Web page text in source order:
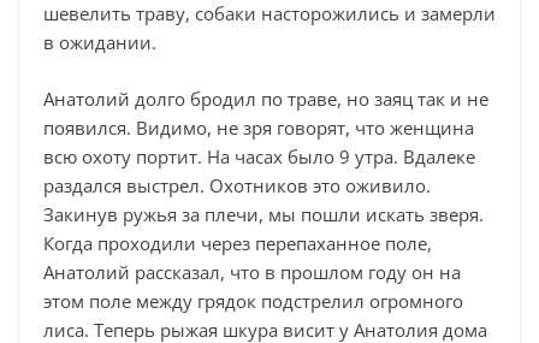
шевелить траву, собаки насторожились и замерли
в ожидании.
Анатолий долго бродил по траве, но заяц так и не
появился. Видимо, не зря говорят, что женщина
всю охоту портит. На часах было 9 утра. Вдалеке
раздался выстрел. Охотников это оживило.
Закинув ружья за плечи, мы пошли искать зверя.
Когда проходили через перепаханное поле,
Анатолий рассказал, что в прошлом году он на
этом поле между грядок подстрелил огромного
лиса. Теперь рыжая шкура висит у Анатолия дома